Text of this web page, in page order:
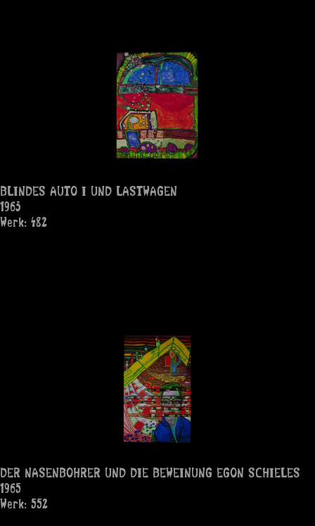
BLINDES AUTO I UND LASTWAGEN
1963
Werk: 482
DER NASENBOHRER UND DIE BEWEINUNG EGON SCHIELES
1965
Werk: 552